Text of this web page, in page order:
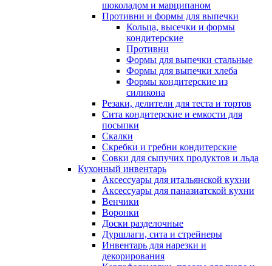
шоколадом и марципаном
Противни и формы для выпечки
Кольца, высечки и формы
кондитерские
Противни
Формы для выпечки стальные
Формы для выпечки хлеба
Формы кондитерские из
силикона
Резаки, делители для теста и тортов
Сита кондитерские и емкости для
посыпки
Скалки
Скребки и гребни кондитерские
Совки для сыпучих продуктов и льда
Кухонный инвентарь
Аксессуары для итальянской кухни
Аксессуары для паназиатской кухни
Венчики
Воронки
Доски разделочные
Дуршлаги, сита и стрейнеры
Инвентарь для нарезки и
декорирования